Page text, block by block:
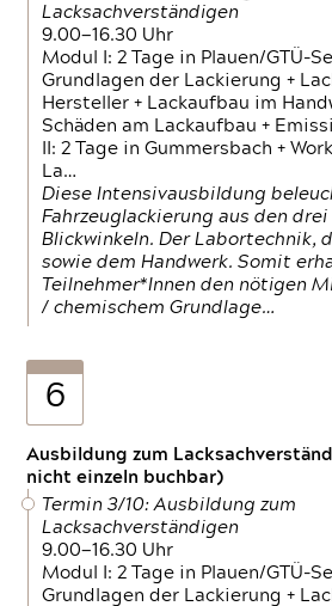
Lacksachverständigen
9.00—16.30 Uhr
Modul I: 2 Tage in Plauen/GTÜ-
Grundlagen der Lackierung +
Hersteller + Lackaufbau im
Schäden am Lackaufbau +
II: 2 Tage in Gummersbach +
La…
Diese Intensivausbildung
Fahrzeuglackierung aus den
Blickwinkeln. Der Labortechnik,
sowie dem Handwerk. Somit
Teilnehmer*Innen den nötigen
/ chemischem Grundlage…
6
Ausbildung zum
nicht einzeln buchbar)
Termin 3/10: Ausbildung zum
Lacksachverständigen
9.00—16.30 Uhr
Modul I: 2 Tage in Plauen/GTÜ-
Grundlagen der Lackierung +